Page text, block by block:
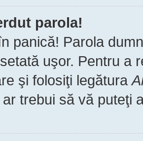
parola!
panică! Parola
uşor. Pentru a
şi folosiţi legătura
trebui să vă puteţi